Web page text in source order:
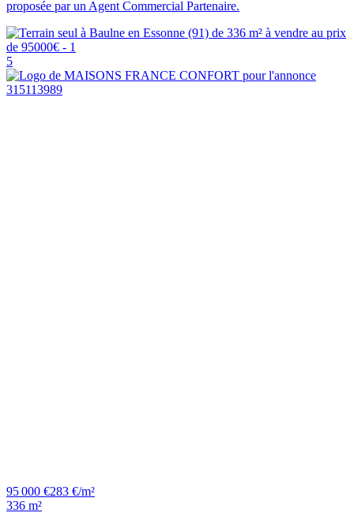
proposée par un Agent Commercial Partenaire.
5
95 000 €283 €/m²
336 m²